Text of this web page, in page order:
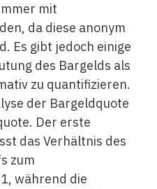
mit
da diese anonym
Es gibt jedoch einige
des Bargelds als
zu quantifizieren.
der Bargeldquote
Der erste
das Verhältnis des
zum
während die